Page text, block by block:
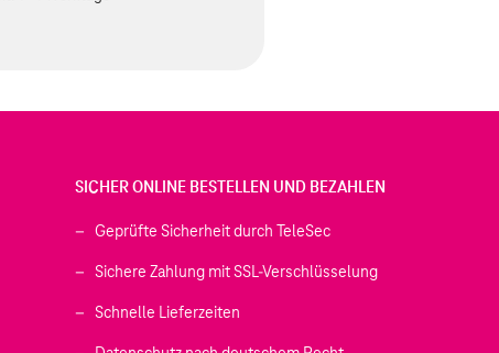
SICHER ONLINE BESTELLEN UND BEZAHLEN
Geprüfte Sicherheit durch TeleSec
Sichere Zahlung mit SSL-Verschlüsselung
Schnelle Lieferzeiten